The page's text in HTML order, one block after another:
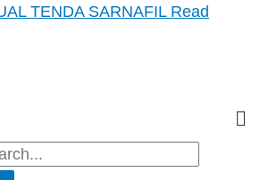
TENDA SARNAFILRead